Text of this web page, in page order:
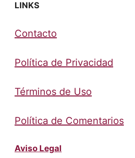
LINKS
Contacto
Política de Privacidad
Términos de Uso
Política de Comentarios
Aviso Legal